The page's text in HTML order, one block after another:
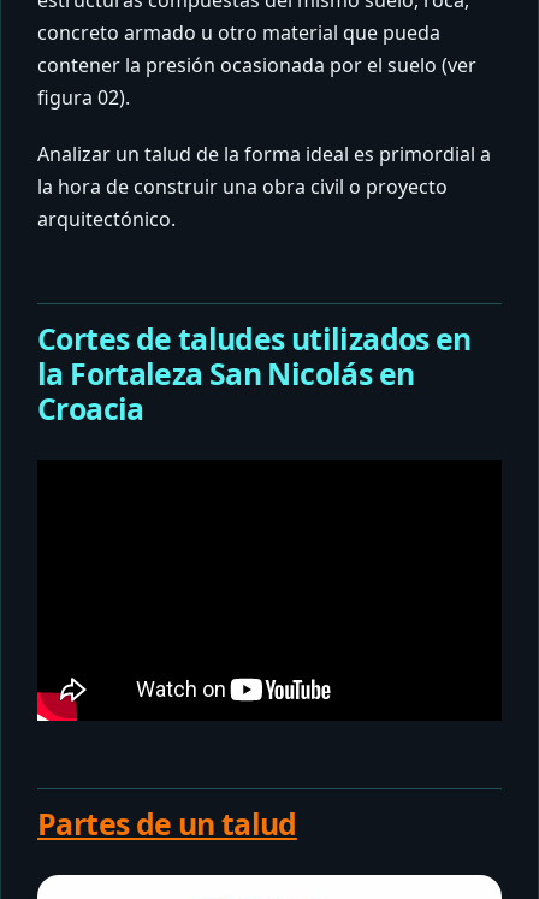
concreto armado u otro material que pueda
contener la presión ocasionada por el suelo (ver
figura 02).
Analizar un talud de la forma ideal es primordial a
la hora de construir una obra civil o proyecto
arquitectónico.
Cortes de taludes utilizados en
la Fortaleza San Nicolás en
Croacia
Partes de un talud